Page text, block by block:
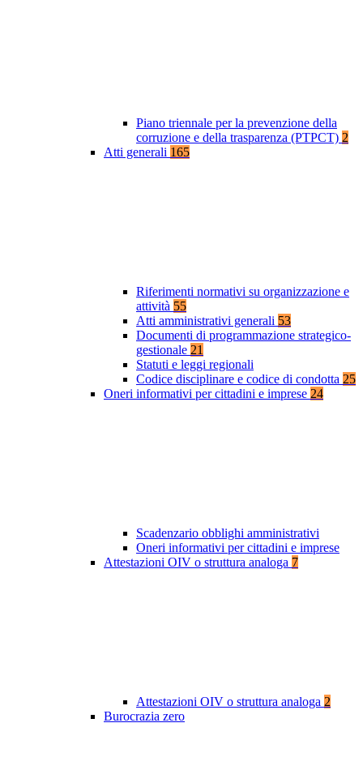
Piano triennale per la prevenzione della
corruzione e della trasparenza (PTPCT) 2
Atti generali 165
Riferimenti normativi su organizzazione e
attività 55
Atti amministrativi generali 53
Documenti di programmazione strategico-
gestionale 21
Statuti e leggi regionali
Codice disciplinare e codice di condotta 25
Oneri informativi per cittadini e imprese 24
Scadenzario obblighi amministrativi
Oneri informativi per cittadini e imprese
Attestazioni OIV o struttura analoga 7
Attestazioni OIV o struttura analoga 2
Burocrazia zero